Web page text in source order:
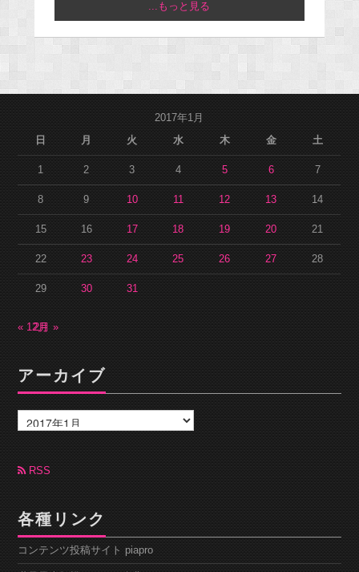
...もっと見る
2017年1月
日
月 火 水 木 金 土
1 2 3 4 5 6 7
8 9 10 11 12 13 14
15 16 17 18 19 20 21
22 23 24 25 26 27 28
29 30 31
« 12月2月 »
アーカイブ
ー
カ
ブ RSS
各種リンク
コンテンツ投稿サイト piapro